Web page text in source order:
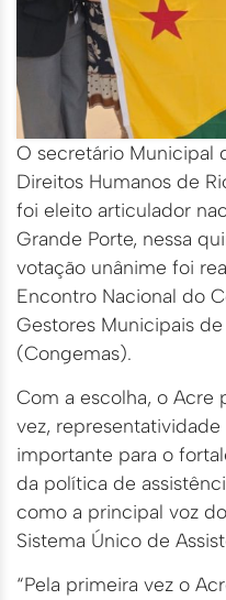
O secretário Municipal
Direitos Humanos de
foi eleito articulador
Grande Porte, nessa
votação unânime foi
Encontro Nacional do
Gestores Municipais
(Congemas).
Com a escolha, o Acre
vez,
importante para o
da política de
como a principal voz
Sistema Único de
“Pela primeira vez o